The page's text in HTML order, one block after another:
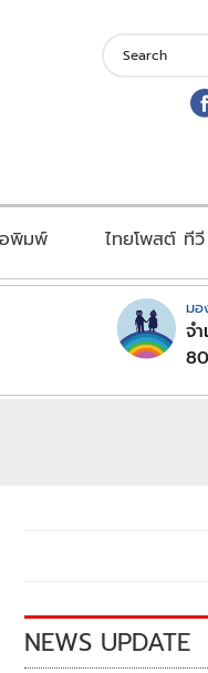
พิมพ์ ไทยโพสต์ ทีวี
มอ
จ
NEWS UPDATE